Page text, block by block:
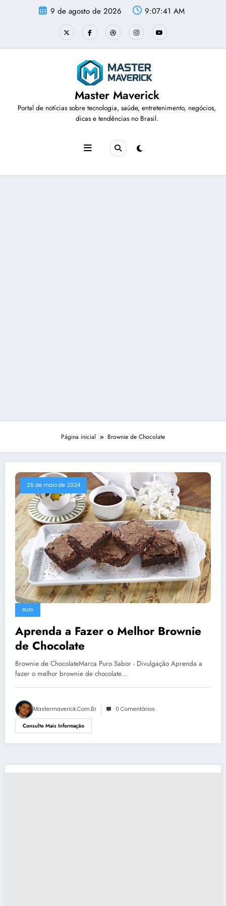
9 de agosto de 2026 9:07:41 AM
Master Maverick
Portal de notícias sobre tecnologia, saúde, entretenimento, negócios,
dicas e tendências no Brasil.
Página inicial Brownie de Chocolate
25 de maio de 2024
BLOG
Aprenda a Fazer o Melhor Brownie
de Chocolate
Brownie de ChocolateMarca Puro Sabor - Divulgação Aprenda a
fazer o melhor brownie de chocolate…
Mastermaverick.com.br 0 Comentários
Consulte Mais Informação